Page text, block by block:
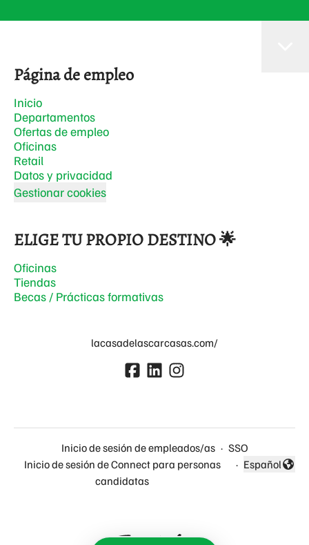
Página de empleo
Inicio
Departamentos
Ofertas de empleo
Oficinas
Retail
Datos y privacidad
Gestionar cookies
ELIGE TU PROPIO DESTINO 🌟
Oficinas
Tiendas
Becas / Prácticas formativas
lacasadelascarcasas.com/
Inicio de sesión de empleados/as · SSO
Inicio de sesión de Connect para personas
candidatas
·
Cambiar
Español